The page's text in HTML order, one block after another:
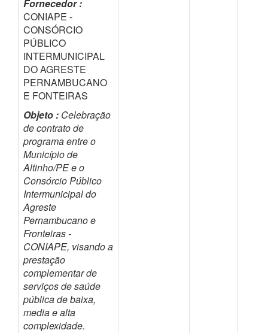
Fornecedor :
CONIAPE -
CONSÓRCIO
PÚBLICO
INTERMUNICIPAL
DO AGRESTE
PERNAMBUCANO
E FONTEIRAS
Objeto : Celebração
de contrato de
programa entre o
Município de
Altinho/PE e o
Consórcio Público
Intermunicipal do
Agreste
Pernambucano e
Fronteiras -
CONIAPE, visando a
prestação
complementar de
serviços de saúde
pública de baixa,
media e alta
complexidade.